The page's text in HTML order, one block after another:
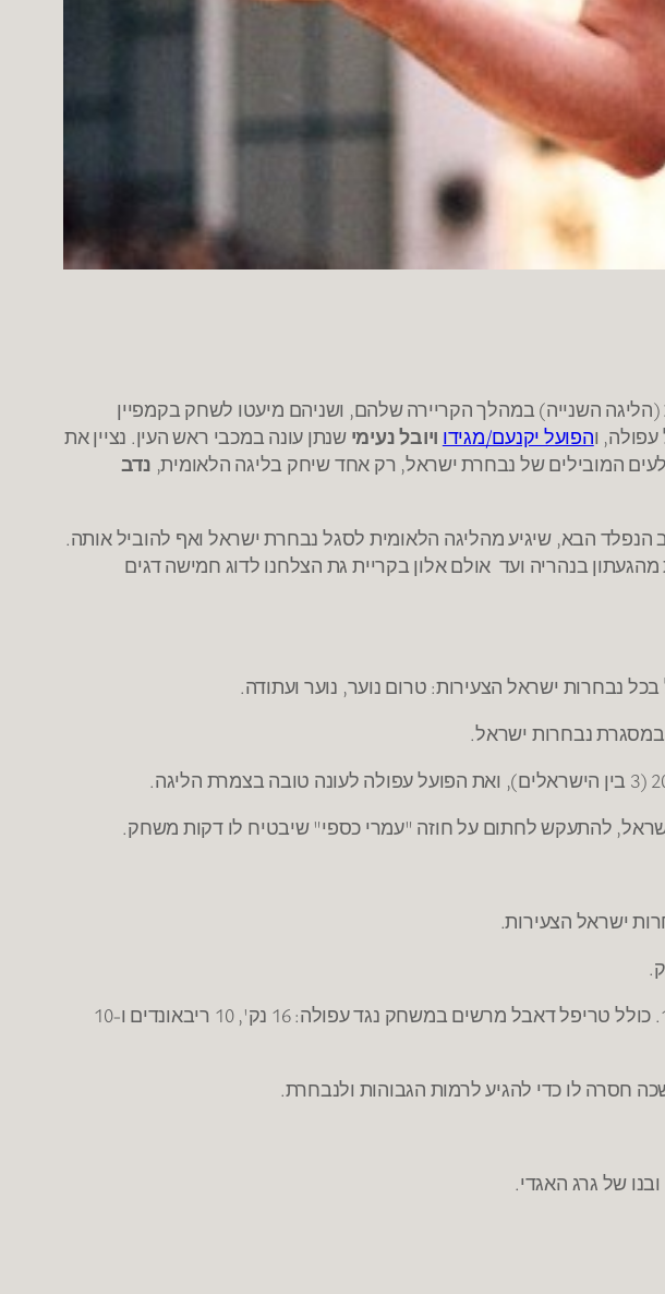
השנייה) במהלך הקריירה שלהם, ושניהם מיעטו לשחק בקמפיין
והפועל יקנעם/מגידו ויובל נעימי שנתן עונה במכבי ראש העין. נציין את
נדב
הנפלד הבא, שיגיע מהליגה הלאומית לסגל נבחרת ישראל ואף להוביל אותה.
מסע הפלגה בסערות מהגעתון בנהריה ועד אולם אלון בקריית גת הצלחנו לדוג חמישה דגים
נבחרות ישראל הצעירות: טרום נוער, נוער ועתודה.
במסגרת נבחרות ישראל.
להתעקש לחתום על חוזה "עמרי כספי" שיבטיח לו דקות משחק.
ישראל הצעירות.
עונה שלישית בעמק והשנה קולע 13 נק' למשחק, 5.5 ריבאונדים, 4.5 אסיסטים (8 בליגה) ומדד 15. כולל טריפל דאבל מרשים במשחק נגד עפולה: 16 נק', 10 ריבאונדים ו-10
חסרה לו כדי להגיע לרמות הגבוהות ולנבחרת.